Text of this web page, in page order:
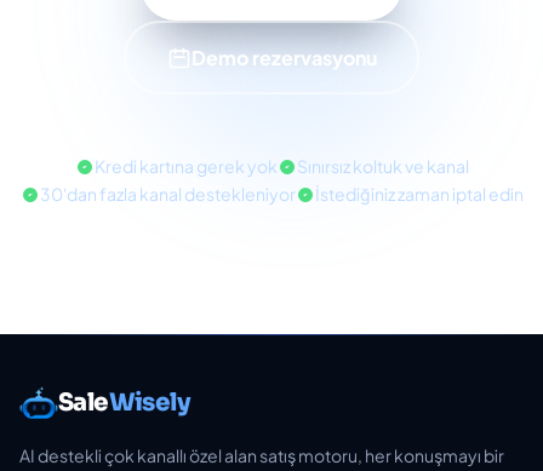
Demo rezervasyonu
Kredi kartına gerek yok
Sınırsız koltuk ve kanal
30'dan fazla kanal destekleniyor
İstediğiniz zaman iptal edin
SaleWisely
AI destekli çok kanallı özel alan satış motoru, her konuşmayı bir